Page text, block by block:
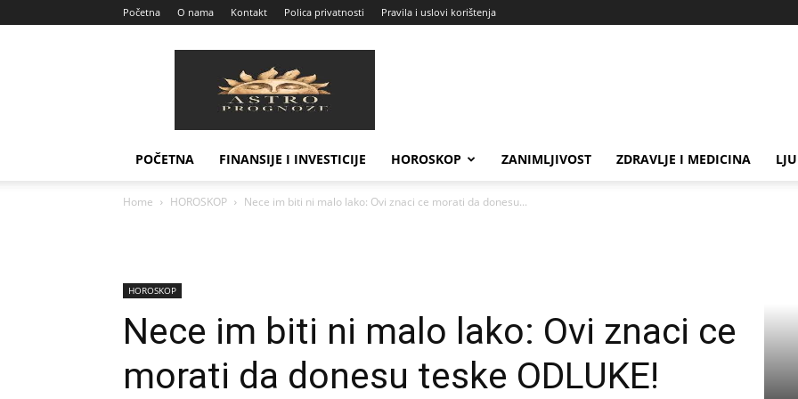
Početna O nama Kontakt Polica privatnosti Pravila i uslovi korištenja
Prognoze
POČETNA FINANSIJE I INVESTICIJE HOROSKOP ZANIMLJIVOST ZDRAVLJE I MEDICINA
Home HOROSKOP Nece im biti ni malo lako: Ovi znaci ce morati da donesu...
HOROSKOP
Nece im biti ni malo lako: Ovi znaci ce
morati da donesu teske ODLUKE!